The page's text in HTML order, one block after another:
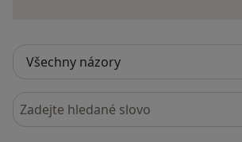
Hledejte v názorech